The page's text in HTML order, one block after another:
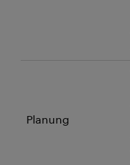
Planung